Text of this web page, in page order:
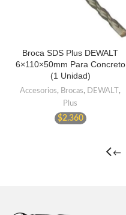
Broca SDS Plus DEWALT
6×110×50mm Para Concreto
(1 Unidad)
Accesorios, Brocas, DEWALT ,
Plus
$2.360
←